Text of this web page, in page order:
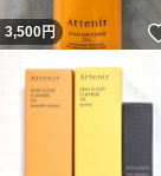
3,500円